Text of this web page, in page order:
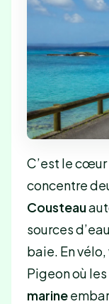
C’est le cœur
concentre
Cousteau
sources
baie. En
Pigeon où
marine